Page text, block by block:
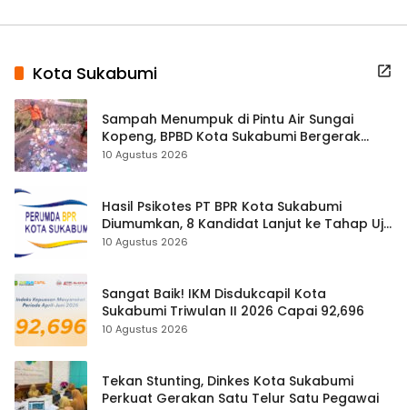
Kota Sukabumi
Sampah Menumpuk di Pintu Air Sungai
Kopeng, BPBD Kota Sukabumi Bergerak
Cegah Banjir
10 Agustus 2026
Hasil Psikotes PT BPR Kota Sukabumi
Diumumkan, 8 Kandidat Lanjut ke Tahap Uji
Kelayakan
10 Agustus 2026
Sangat Baik! IKM Disdukcapil Kota
Sukabumi Triwulan II 2026 Capai 92,696
10 Agustus 2026
Tekan Stunting, Dinkes Kota Sukabumi
Perkuat Gerakan Satu Telur Satu Pegawai